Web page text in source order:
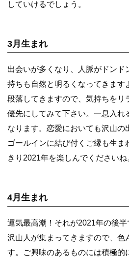
していけるでしょう。
3月生まれ
出会いが多くなり、人脈がドンド
持ちも自然と明るくなってきます
段落してきますので、気持ちをリ
優先にしてみて下さい。一息入れ
なります。恋愛においても沢山の
ゴールインに結び付くご縁も生ま
きり2021年を楽しんでくださいね
4月生まれ
運気最高潮！それが2021年の後
沢山人が集まってきますので、色
す。ご興味のあるものには積極的